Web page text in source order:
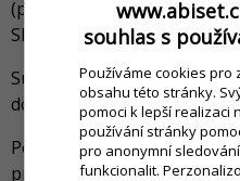
(predovšetkým telefonicky,
SMS a MMS správ).
Súhlas so spracovaním
dobrovoľne a to na dobu do
Poučenie: Tento súhlas
prihlásení sa na
souhlas s
Používáme cookies
obsahu této stránky.
pomoci k lepší realizaci
používání stránky
pro anonymní
funkcionalit.